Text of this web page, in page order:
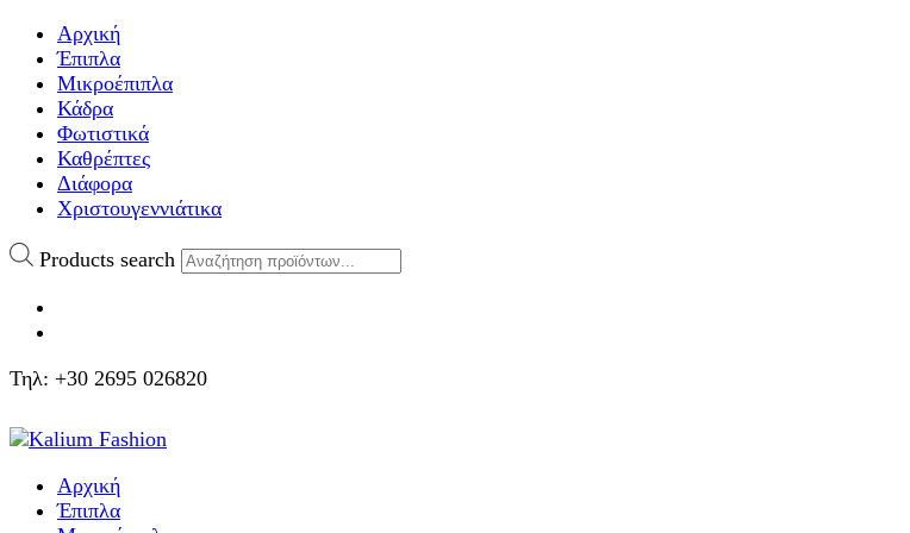
Αρχική
Έπιπλα
Μικροέπιπλα
Κάδρα
Φωτιστικά
Καθρέπτες
Διάφορα
Χριστουγεννιάτικα
Products search
Τηλ: +30 2695 026820
Αρχική
Έπιπλα